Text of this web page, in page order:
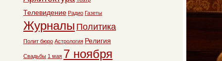
Телевидение Радио Газеты
Журналы Политика
Полит бюро Астрология Религия
Свадьбы 1 мая 7 ноября